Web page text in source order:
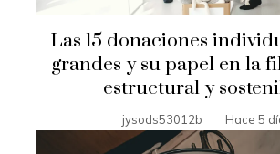
Las 15 donaciones
grandes y su papel en la
estructural y
jysods53012b Hace 5